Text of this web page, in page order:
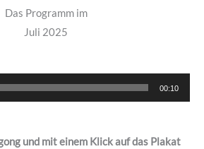
Das Programm im
Juli 2025
00:10
und mit einem Klick auf das Plakat